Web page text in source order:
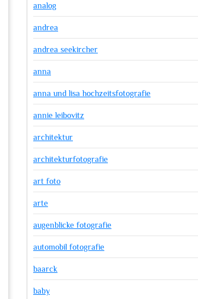
analog
andrea
andrea seekircher
anna
anna und lisa hochzeitsfotografie
annie leibovitz
architektur
architekturfotografie
art foto
arte
augenblicke fotografie
automobil fotografie
baarck
baby